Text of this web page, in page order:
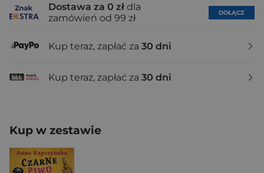
Dostawa za 0 zł dla
zamówień od 99 zł
DOŁĄCZ
Kup teraz, zapłać za 30 dni
Kup teraz, zapłać za 30 dni
Kup w zestawie